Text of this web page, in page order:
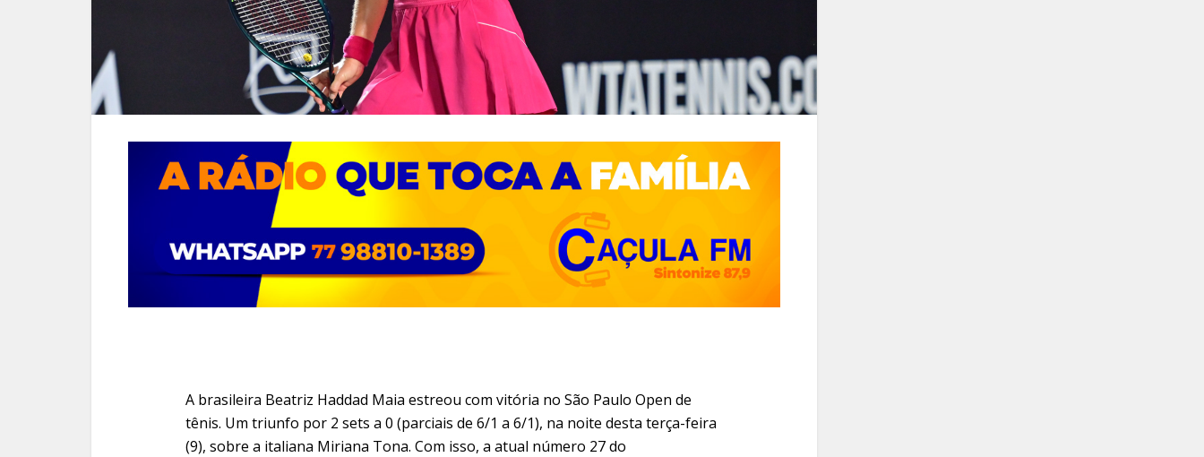
A brasileira Beatriz Haddad Maia estreou com vitória no São Paulo Open de
tênis. Um triunfo por 2 sets a 0 (parciais de 6/1 a 6/1), na noite desta terça-feira
(9), sobre a italiana Miriana Tona. Com isso, a atual número 27 do